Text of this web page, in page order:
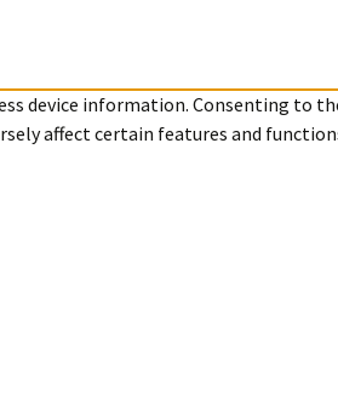
device information. Consenting to
affect certain features and